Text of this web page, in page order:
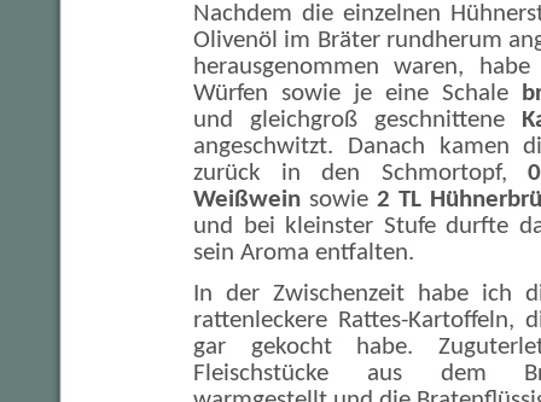
Nachdem die einzelnen
Olivenöl im Bräter rundherum
herausgenommen waren,
Würfen sowie je eine Schale
und gleichgroß geschnittene
angeschwitzt. Danach kamen
zurück in den Schmortopf,
Weißwein sowie 2 TL
und bei kleinster Stufe durfte
sein Aroma entfalten.
In der Zwischenzeit habe ich
rattenleckere Rattes-Kartoffeln,
gar gekocht habe.
Fleischstücke aus dem